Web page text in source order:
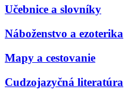
Učebnice a slovníky
Náboženstvo a ezoterika
Mapy a cestovanie
Cudzojazyčná literatúra